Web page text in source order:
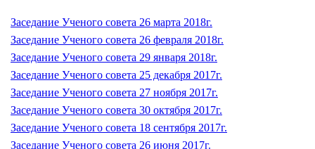
Заседание Ученого совета 26 марта 2018г.
Заседание Ученого совета 26 февраля 2018г.
Заседание Ученого совета 29 января 2018г.
Заседание Ученого совета 25 декабря 2017г.
Заседание Ученого совета 27 ноября 2017г.
Заседание Ученого совета 30 октября 2017г.
Заседание Ученого совета 18 сентября 2017г.
Заседание Ученого совета 26 июня 2017г.